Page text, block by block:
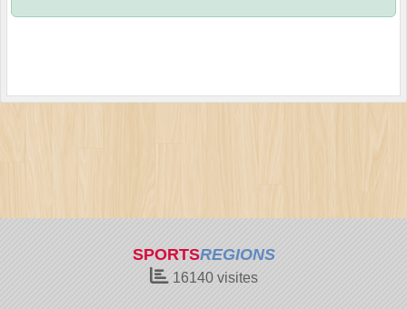
SPORTSREGIONS
16140visites